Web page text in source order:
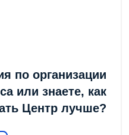
по организации
или знаете, как
Центр лучше?